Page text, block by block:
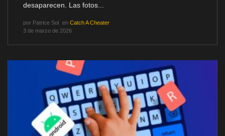
desaparecen. Las fotos...
por Patrice Sol en Catch A Cheater
3 de marzo de 2026